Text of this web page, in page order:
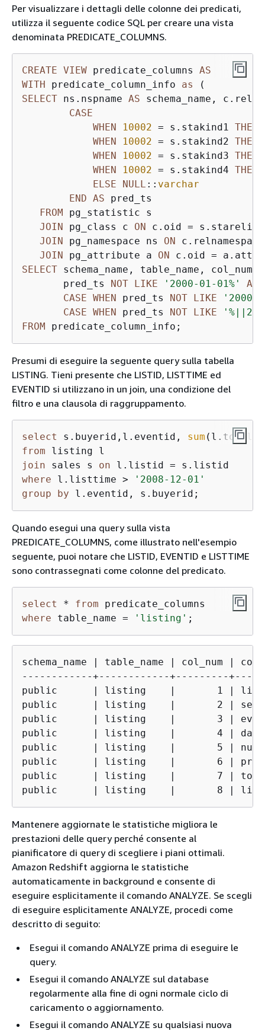
Per visualizzare i dettagli delle colonne dei predicati,
utilizza il seguente codice SQL per creare una vista
denominata PREDICATE_COLUMNS.
CREATE VIEW predicate_columns AS
WITH predicate_column_info as
SELECT ns.nspname AS schema_name,
CASE
WHEN
10002 = s.stakind1 THEN
WHEN
10002 = s.stakind2 THEN
WHEN
10002 = s.stakind3 THEN
WHEN
10002 = s.stakind4 THEN
ELSE
NULL :: varchar
END AS pred_ts
FROM pg_statistic s
JOIN pg_class c ON c.oid = s.starelid
JOIN pg_namespace ns ON
JOIN pg_attribute a ON c.oid =
SELECT schema_name, table_name, col_num,
       pred_ts
NOT LIKE '2000-01-01%' AS
CASE WHEN pred_ts NOT LIKE
'2000-
CASE WHEN pred_ts NOT LIKE
FROM predicate_column_info;
Presumi di eseguire la seguente query sulla tabella
LISTING. Tieni presente che LISTID, LISTTIME ed
EVENTID si utilizzano in un join, una condizione del
filtro e una clausola di raggruppamento.
select s.buyerid,l.eventid, sum
from
join sales s on l.listid =
where l.listtime >
'2008-12-01'
group
by l.eventid, s.buyerid;
Quando esegui una query sulla vista
PREDICATE_COLUMNS, come illustrato nell'esempio
seguente, puoi notare che LISTID, EVENTID e LISTTIME
sono contrassegnati come colonne del predicato.
select * from
where table_name = 'listing' ;
schema_name | table_name |
------------+------------+---------
public      | listing    |       1 | listid
public      | listing    |       2 |
public      | listing    |       3 |
public      | listing    |       4 |
public      | listing    |       5 |
public      | listing    |       6 |
public      | listing    |       7 |
public      | listing    |       8 |
Mantenere aggiornate le statistiche migliora le
prestazioni delle query perché consente al
pianificatore di query di scegliere i piani ottimali.
Amazon Redshift aggiorna le statistiche
automaticamente in background e consente di
eseguire esplicitamente il comando ANALYZE. Se scegli
di eseguire esplicitamente ANALYZE, procedi come
descritto di seguito:
Esegui il comando ANALYZE prima di eseguire le
query.
Esegui il comando ANALYZE sul database
regolarmente alla fine di ogni normale ciclo di
caricamento o aggiornamento.
Esegui il comando ANALYZE su qualsiasi nuova